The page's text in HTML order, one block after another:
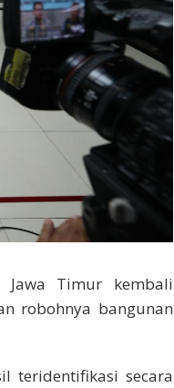
Jawa Timur kembali
robohnya bangunan
teridentifikasi secara